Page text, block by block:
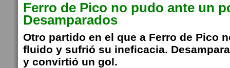
Ferro de Pico no pudo ante un
Desamparados
Otro partido en el que a Ferro de Pico
fluido y sufrió su ineficacia.
y convirtió un gol.